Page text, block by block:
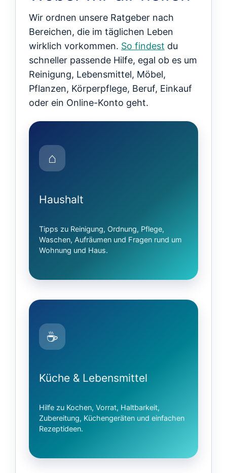
Wir ordnen unsere Ratgeber nach
Bereichen, die im täglichen Leben
wirklich vorkommen. So findest du
schneller passende Hilfe, egal ob es um
Reinigung, Lebensmittel, Möbel,
Pflanzen, Körperpflege, Beruf, Einkauf
oder ein Online-Konto geht.
⌂
Haushalt
Tipps zu Reinigung, Ordnung, Pflege,
Waschen, Aufräumen und Fragen rund um
Wohnung und Haus.
☕
Küche & Lebensmittel
Hilfe zu Kochen, Vorrat, Haltbarkeit,
Zubereitung, Küchengeräten und einfachen
Rezeptideen.